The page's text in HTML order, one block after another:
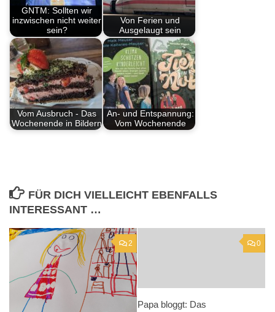
GNTM: Sollten wir
inzwischen nicht weiter
sein?
Von Ferien und
Ausgelaugt sein
Vom Ausbruch - Das
Wochenende in Bildern
An- und Entspannung:
Vom Wochenende
FÜR DICH VIELLEICHT EBENFALLS
INTERESSANT …
2 0
Papa bloggt: Das